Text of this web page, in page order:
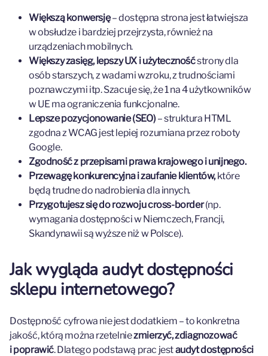
Większą konwersję– dostępna strona jest łatwiejsza
w obsłudze i bardziej przejrzysta, również na
urządzeniach mobilnych.
Większy zasięg, lepszy UX i użytecznośćstrony dla
osób starszych, z wadami wzroku, z trudnościami
poznawczymi itp. Szacuje się, że 1 na 4 użytkowników
w UE ma ograniczenia funkcjonalne.
Lepsze pozycjonowanie (SEO)– struktura HTML
zgodna z WCAG jest lepiej rozumiana przez roboty
Google.
Zgodność z przepisami prawa krajowego i unijnego.
Przewagę konkurencyjna i zaufanie klientów,które
będą trudne do nadrobienia dla innych.
Przygotujesz się do rozwoju cross-border(np.
wymagania dostępności w Niemczech, Francji,
Skandynawii są wyższe niż w Polsce).
Jak wygląda audyt dostępności
sklepu internetowego?
Dostępność cyfrowa nie jest dodatkiem – to konkretna
jakość, którą można rzetelniezmierzyć, zdiagnozować
i poprawić. Dlatego podstawą prac jestaudyt dostępności